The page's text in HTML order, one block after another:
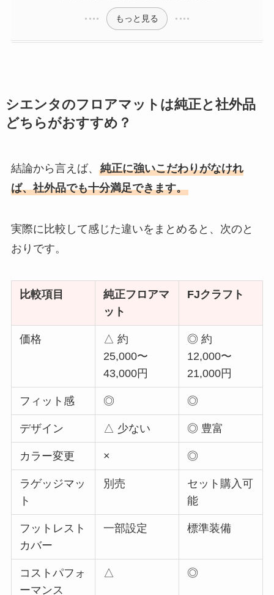
もっと見る
シエンタのフロアマットは純正と社外品
どちらがおすすめ？
結論から言えば、 純正に強いこだわりがなけれ
ば、社外品でも十分満足できます。
実際に比較して感じた違いをまとめると、次のと
おりです。
比較項目
純正フロアマ
ット
FJクラフト
価格
△ 約
25,000〜
43,000円
◎ 約
12,000〜
21,000円
フィット感 ◎ ◎
デザイン △ 少ない ◎ 豊富
カラー変更 × ◎
ラゲッジマッ
ト
別売
セット購入可
能
フットレスト
カバー
一部設定 標準装備
コストパフォ
ーマンス
△ ◎